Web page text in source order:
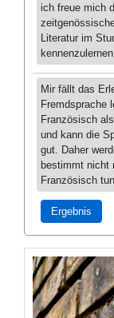
ich freue mich
Literatur im
Mir fällt das
Fremdsprache
Französisch
und kann die
gut. Daher
bestimmt nicht
Französisch
Ergebnis